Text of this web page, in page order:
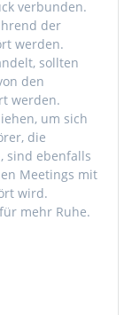
verbunden.
der
werden.
sollten
den
werden.
um sich
die
sind ebenfalls
Meetings mit
wird.
mehr Ruhe.